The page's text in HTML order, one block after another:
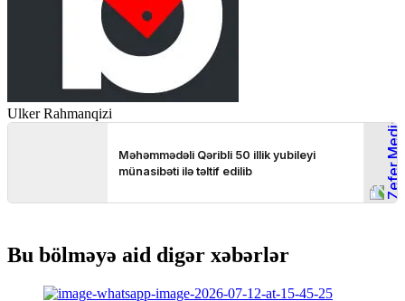
Ulker Rahmanqizi
Bu bölməyə aid digər xəbərlər